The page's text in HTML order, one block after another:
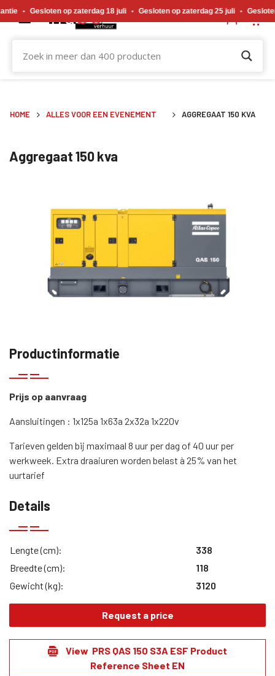
op zaterdag 18 juli • Gesloten op zaterdag 25 juli • Gesloten op
HOME ALLES VOOR EEN EVENEMENT AGGREGAAT 150 KVA
Aggregaat 150 kva
Productinformatie
Prijs op aanvraag
Aansluitingen : 1x125a 1x63a 2x32a 1x220v
Tarieven gelden bij maximaal 8 uur per dag of 40 uur per
werkweek. Extra draaiuren worden belast à 25% van het
uurtarief
Details
Lengte (cm):
338
Breedte (cm):
118
Gewicht (kg):
3120
Request a price
View PRS QAS 150 S3A ESF Product
Reference Sheet EN